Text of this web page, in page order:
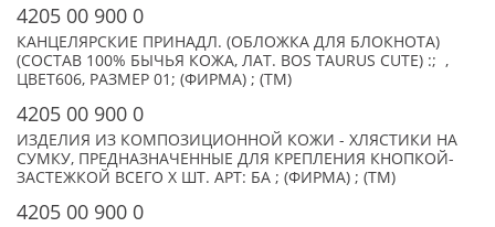
4205 00 900 0
КАНЦЕЛЯРСКИЕ ПРИНАДЛ. (ОБЛОЖКА ДЛЯ БЛОКНОТА)
(СОСТАВ 100% БЫЧЬЯ КОЖА, ЛАТ. BOS TAURUS CUTE) :; ,
ЦВЕТ606, РАЗМЕР 01; (ФИРМА) ; (TM)
4205 00 900 0
ИЗДЕЛИЯ ИЗ КОМПОЗИЦИОННОЙ КОЖИ - ХЛЯСТИКИ НА
СУМКУ, ПРЕДНАЗНАЧЕННЫЕ ДЛЯ КРЕПЛЕНИЯ КНОПКОЙ-
ЗАСТЕЖКОЙ ВСЕГО X ШТ. АРТ: БА ; (ФИРМА) ; (TM)
4205 00 900 0